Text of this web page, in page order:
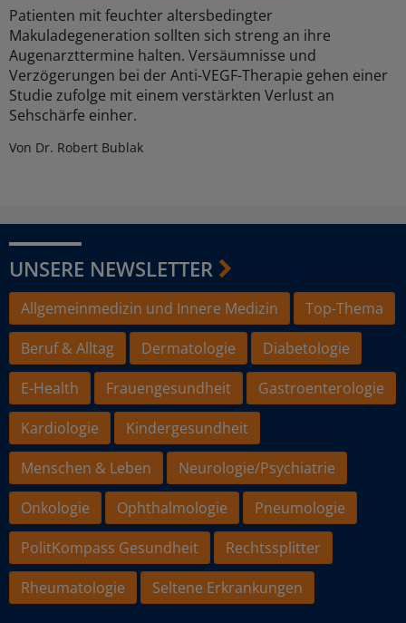
Patienten mit feuchter altersbedingter
Makuladegeneration sollten sich streng an ihre
Augenarzttermine halten. Versäumnisse und
Verzögerungen bei der Anti-VEGF-Therapie gehen einer
Studie zufolge mit einem verstärkten Verlust an
Sehschärfe einher.
Von Dr. Robert Bublak
UNSERE NEWSLETTER
Allgemeinmedizin und Innere Medizin
Top-Thema
Beruf & Alltag
Dermatologie
Diabetologie
E-Health
Frauengesundheit
Gastroenterologie
Kardiologie
Kindergesundheit
Menschen & Leben
Neurologie/Psychiatrie
Onkologie
Ophthalmologie
Pneumologie
PolitKompass Gesundheit
Rechtssplitter
Rheumatologie
Seltene Erkrankungen